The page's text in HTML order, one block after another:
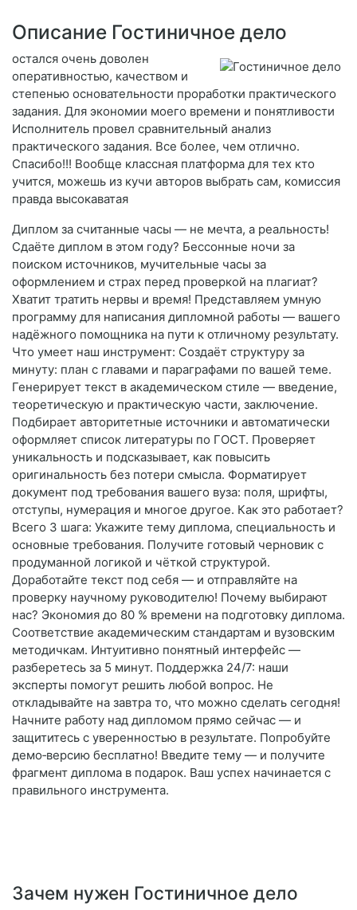
Описание Гостиничное дело
остался очень доволен
оперативностью, качеством и
степенью основательности проработки практического
задания. Для экономии моего времени и понятливости
Исполнитель провел сравнительный анализ
практического задания. Все более, чем отлично.
Спасибо!!! Вообще классная платформа для тех кто
учится, можешь из кучи авторов выбрать сам, комиссия
правда высокаватая
Диплом за считанные часы — не мечта, а реальность!
Сдаёте диплом в этом году? Бессонные ночи за
поиском источников, мучительные часы за
оформлением и страх перед проверкой на плагиат?
Хватит тратить нервы и время! Представляем умную
программу для написания дипломной работы — вашего
надёжного помощника на пути к отличному результату.
Что умеет наш инструмент: Создаёт структуру за
минуту: план с главами и параграфами по вашей теме.
Генерирует текст в академическом стиле — введение,
теоретическую и практическую части, заключение.
Подбирает авторитетные источники и автоматически
оформляет список литературы по ГОСТ. Проверяет
уникальность и подсказывает, как повысить
оригинальность без потери смысла. Форматирует
документ под требования вашего вуза: поля, шрифты,
отступы, нумерация и многое другое. Как это работает?
Всего 3 шага: Укажите тему диплома, специальность и
основные требования. Получите готовый черновик с
продуманной логикой и чёткой структурой.
Доработайте текст под себя — и отправляйте на
проверку научному руководителю! Почему выбирают
нас? Экономия до 80 % времени на подготовку диплома.
Соответствие академическим стандартам и вузовским
методичкам. Интуитивно понятный интерфейс —
разберетесь за 5 минут. Поддержка 24/7: наши
эксперты помогут решить любой вопрос. Не
откладывайте на завтра то, что можно сделать сегодня!
Начните работу над дипломом прямо сейчас — и
защититесь с уверенностью в результате. Попробуйте
демо‑версию бесплатно! Введите тему — и получите
фрагмент диплома в подарок. Ваш успех начинается с
правильного инструмента.
Зачем нужен Гостиничное дело